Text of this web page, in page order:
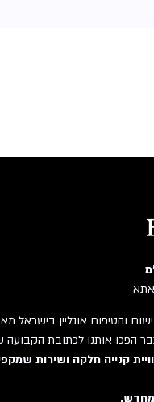
והטיפוח אונליין בישראל
הפכו אותנו לכתובת
קנייה חלקה ושירות